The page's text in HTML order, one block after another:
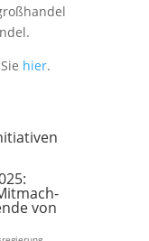
hier.
von